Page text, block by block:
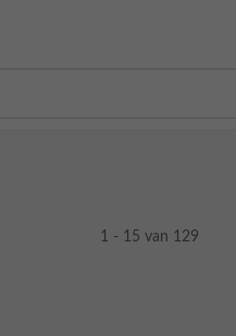
1 - 15 van 129